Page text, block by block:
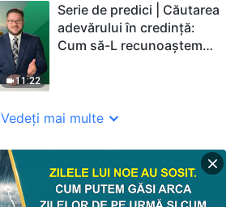
11:22
Serie de predici | Căutarea
adevărului în credință:
Cum să-L recunoaștem
Vedeți mai multe